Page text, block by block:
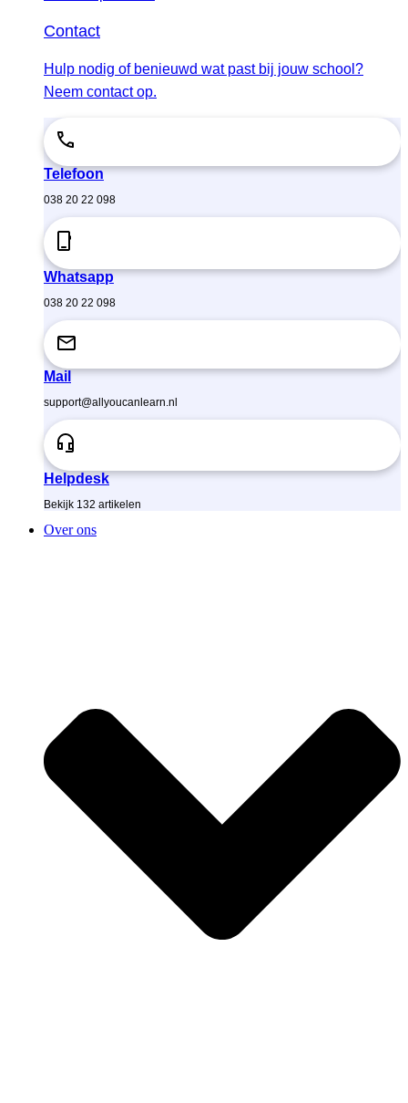
Contact
Hulp nodig of benieuwd wat past bij jouw school?
Neem contact op.
Telefoon
038 20 22 098
Whatsapp
038 20 22 098
Mail
support@allyoucanlearn.nl
Helpdesk
Bekijk 132 artikelen
Over ons